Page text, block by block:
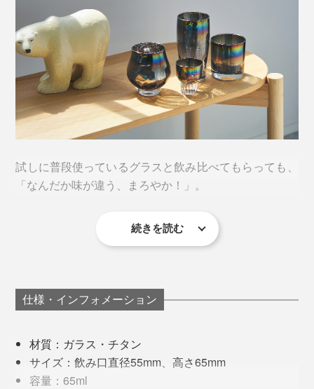
ガラス製のグラスの内側に、チタンをコーティング。チ
タン膜は半透明になっています。
外から見るとオーロラカラーですが、内側はシルバー。
試しに普段使っているグラスと飲み比べてもらっても、
「なんだか味が違う、まろやか！」。
色々なお酒を飲み比べてみましたが、ビールの味の違い
“お酒をおいしくする”という金属や陶器のタンブラーは
多々ありますが、確実に違うのは、半透明で、お酒の色
ん、透明感と光のゆらぎがおいしさを引き立てていると
思います。
続きを読む
仕様・インフォメーション
材質：ガラス・チタン
サイズ：飲み口直径55mm、高さ65mm
容量：65ml